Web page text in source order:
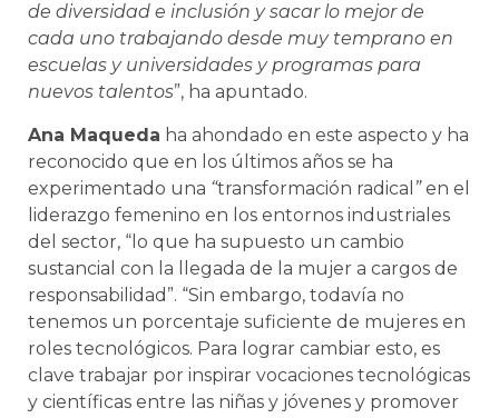
de diversidad e inclusión y sacar lo mejor de
cada uno trabajando desde muy temprano en
escuelas y universidades y programas para
nuevos talentos”, ha apuntado.
Ana Maqueda ha ahondado en este aspecto y ha
reconocido que en los últimos años se ha
experimentado una “transformación radical ”en el
liderazgo femenino en los entornos industriales
del sector, “lo que ha supuesto un cambio
sustancial con la llegada de la mujer a cargos de
responsabilidad”. “Sin embargo, todavía no
tenemos un porcentaje suficiente de mujeres en
roles tecnológicos. Para lograr cambiar esto, es
clave trabajar por inspirar vocaciones tecnológicas
y científicas entre las niñas y jóvenes y promover